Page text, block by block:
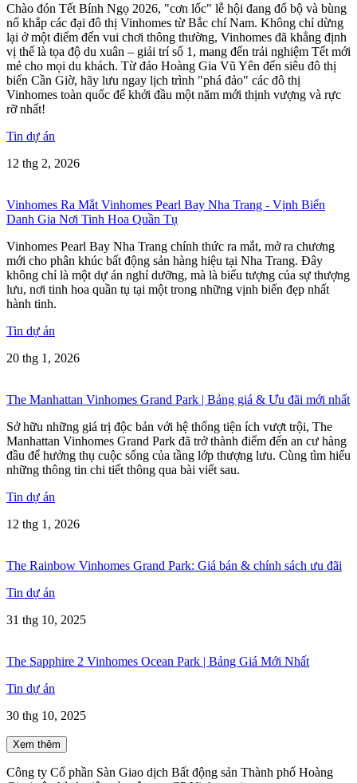
Chào đón Tết Bính Ngọ 2026, "cơn lốc" lễ hội đang đổ bộ và bùng
nổ khắp các đại đô thị Vinhomes từ Bắc chí Nam. Không chỉ dừng
lại ở một điểm đến vui chơi thông thường, Vinhomes đã khẳng định
vị thế là tọa độ du xuân – giải trí số 1, mang đến trải nghiệm Tết mới
mẻ cho mọi du khách. Từ đảo Hoàng Gia Vũ Yên đến siêu đô thị
biển Cần Giờ, hãy lưu ngay lịch trình "phá đảo" các đô thị
Vinhomes toàn quốc để khởi đầu một năm mới thịnh vượng và rực
rỡ nhất!
Tin dự án
12 thg 2, 2026
Vinhomes Ra Mắt Vinhomes Pearl Bay Nha Trang - Vịnh Biển
Danh Gia Nơi Tinh Hoa Quần Tụ
Vinhomes Pearl Bay Nha Trang chính thức ra mắt, mở ra chương
mới cho phân khúc bất động sản hàng hiệu tại Nha Trang. Đây
không chỉ là một dự án nghỉ dưỡng, mà là biểu tượng của sự thượng
lưu, nơi tinh hoa quần tụ tại một trong những vịnh biển đẹp nhất
hành tinh.
Tin dự án
20 thg 1, 2026
The Manhattan Vinhomes Grand Park | Bảng giá & Ưu đãi mới nhất
Sở hữu những giá trị độc bản với hệ thống tiện ích vượt trội, The
Manhattan Vinhomes Grand Park đã trở thành điểm đến an cư hàng
đầu để hưởng thụ cuộc sống của tầng lớp thượng lưu. Cùng tìm hiểu
những thông tin chi tiết thông qua bài viết sau.
Tin dự án
12 thg 1, 2026
The Rainbow Vinhomes Grand Park: Giá bán & chính sách ưu đãi
Tin dự án
31 thg 10, 2025
The Sapphire 2 Vinhomes Ocean Park | Bảng Giá Mới Nhất
Tin dự án
30 thg 10, 2025
Xem thêm
Công ty Cổ phần Sàn Giao dịch Bất động sản Thành phố Hoàng